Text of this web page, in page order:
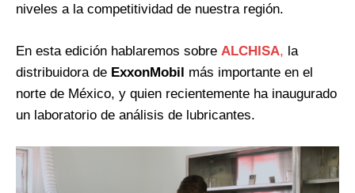
niveles a la competitividad de nuestra región.
En esta edición hablaremos sobre ALCHISA, la
distribuidora de ExxonMobil más importante en el
norte de México, y quien recientemente ha inaugurado
un laboratorio de análisis de lubricantes.